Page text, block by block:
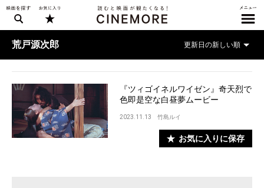
荒戸源次郎
『ツィゴイネルワイゼン』奇天烈で
色即是空な白昼夢ムービー
2023.11.13 竹島ルイ
お気に入りに保存